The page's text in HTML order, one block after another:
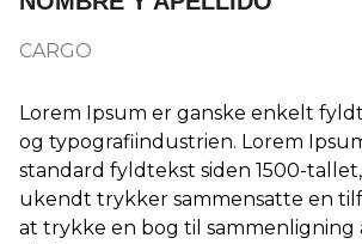
CARGO
Lorem Ipsum er ganske enkelt
og typografiindustrien. Lorem
standard fyldtekst siden 1500-
ukendt trykker sammensatte en
at trykke en bog til sammenligning